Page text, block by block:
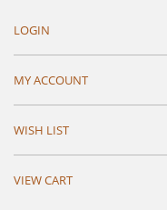
LOGIN
MY ACCOUNT
WISH LIST
VIEW CART